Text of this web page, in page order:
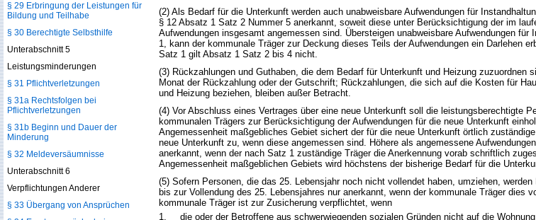
(2) Als Bedarf für die Unterkunft werden auch unabweisbare Aufwendungen für
§ 12 Absatz 1 Satz 2 Nummer 5 anerkannt, soweit diese unter Berücksichtigung der im
Aufwendungen insgesamt angemessen sind. Übersteigen unabweisbare Aufwendungen
1, kann der kommunale Träger zur Deckung dieses Teils der Aufwendungen ein Darlehen
Satz 1 gilt Absatz 1 Satz 2 bis 4 nicht.
(3) Rückzahlungen und Guthaben, die dem Bedarf für Unterkunft und Heizung zuzuordnen
Monat der Rückzahlung oder der Gutschrift; Rückzahlungen, die sich auf die Kosten für
und Heizung beziehen, bleiben außer Betracht.
(4) Vor Abschluss eines Vertrages über eine neue Unterkunft soll die leistungsberechtigte
kommunalen Trägers zur Berücksichtigung der Aufwendungen für die neue Unterkunft
Angemessenheit maßgebliches Gebiet sichert der für die neue Unterkunft örtlich
neue Unterkunft zu, wenn diese angemessen sind. Höhere als angemessene
anerkannt, wenn der nach Satz 1 zuständige Träger die Anerkennung vorab schriftlich
Angemessenheit maßgeblichen Gebiets wird höchstens der bisherige Bedarf für die
(5) Sofern Personen, die das 25. Lebensjahr noch nicht vollendet haben, umziehen,
bis zur Vollendung des 25. Lebensjahres nur anerkannt, wenn der kommunale Träger
kommunale Träger ist zur Zusicherung verpflichtet, wenn
1.
die oder der Betroffene aus schwerwiegenden sozialen Gründen nicht auf die
§ 29 Erbringung der Leistungen für
Bildung und Teilhabe
§ 30 Berechtigte Selbsthilfe
Unterabschnitt 5
Leistungsminderungen
§ 31 Pflichtverletzungen
§ 31a Rechtsfolgen bei
Pflichtverletzungen
§ 31b Beginn und Dauer der
Minderung
§ 32 Meldeversäumnisse
Unterabschnitt 6
Verpflichtungen Anderer
§ 33 Übergang von Ansprüchen